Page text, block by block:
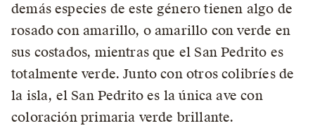
demás especies de este género tienen algo de
rosado con amarillo, o amarillo con verde en
sus costados, mientras que el San Pedrito es
totalmente verde. Junto con otros colibríes de
la isla, el San Pedrito es la única ave con
coloración primaria verde brillante.